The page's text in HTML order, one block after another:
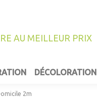
AU MEILLEUR PRIX
DÉCOLORATION
2m